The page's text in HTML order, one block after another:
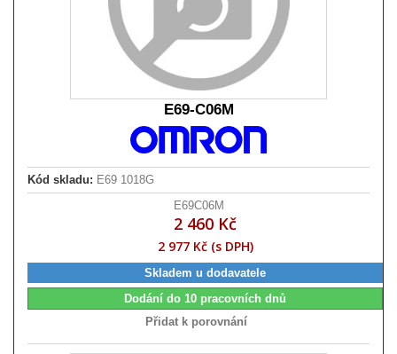
E69-C06M
Kód skladu: E69 1018G
E69C06M
2 460 Kč
2 977 Kč (s DPH)
Skladem u dodavatele
Dodání do 10 pracovních dnů
Přidat k porovnání